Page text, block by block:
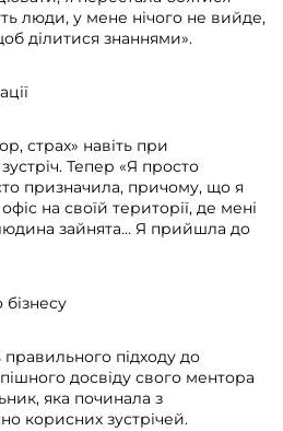
люди, у мене нічого не вийде,
ділитися знаннями».
страх» навіть при
Тепер «Я просто
призначила, причому, що я
на своїй території, де мені
зайнята… Я прийшла до
бізнесу
підходу до
досвіду свого ментора
яка починала з
корисних зустрічей.